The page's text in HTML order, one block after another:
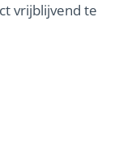
vrijblijvend te